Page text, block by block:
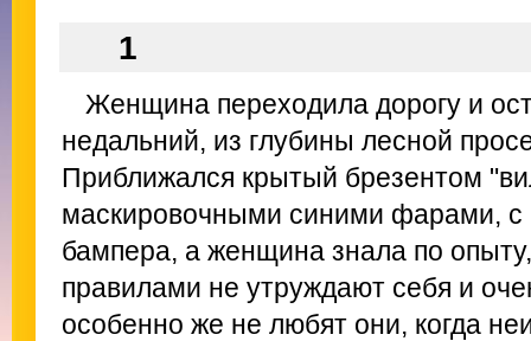
1
Женщина переходила дорогу и
недальний, из глубины лесной
Приближался крытый брезентом
маскировочными синими фарами, с
бампера, а женщина знала по
правилами не утруждают себя и
особенно же не любят они, когда